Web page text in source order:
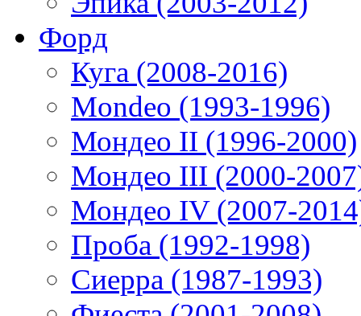
Форд
Куга (2008-2016)
Mondeo (1993-1996)
Мондео II (1996-2000)
Мондео III (2000-
Мондео IV (2007-
Проба (1992-1998)
Сиерра (1987-1993)